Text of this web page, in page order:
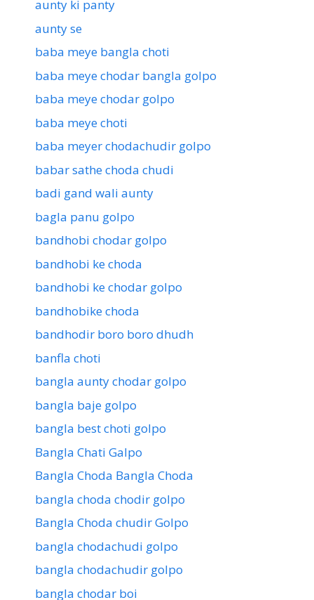
aunty ki panty
aunty se
baba meye bangla choti
baba meye chodar bangla golpo
baba meye chodar golpo
baba meye choti
baba meyer chodachudir golpo
babar sathe choda chudi
badi gand wali aunty
bagla panu golpo
bandhobi chodar golpo
bandhobi ke choda
bandhobi ke chodar golpo
bandhobike choda
bandhodir boro boro dhudh
banfla choti
bangla aunty chodar golpo
bangla baje golpo
bangla best choti golpo
Bangla Chati Galpo
Bangla Choda Bangla Choda
bangla choda chodir golpo
Bangla Choda chudir Golpo
bangla chodachudi golpo
bangla chodachudir golpo
bangla chodar boi